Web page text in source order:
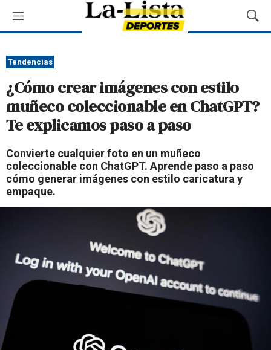
M
e
ú
M
o
B
u
e
Tendencias
¿Cómo crear imágenes con estilo
muñeco coleccionable en ChatGPT?
Te explicamos paso a paso
Convierte cualquier foto en un muñeco
coleccionable con ChatGPT. Aprende paso a paso
cómo generar imágenes con estilo caricatura y
empaque.